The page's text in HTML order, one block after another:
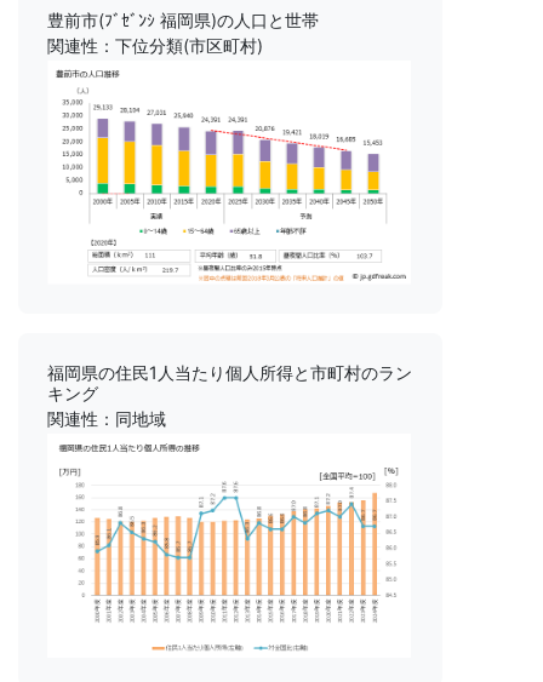
豊前市(ﾌﾞｾﾞﾝｼ 福岡県)の人口と世帯
関連性：下位分類(市区町村)
福岡県の住民1人当たり個人所得と市町村のラン
キング
関連性：同地域